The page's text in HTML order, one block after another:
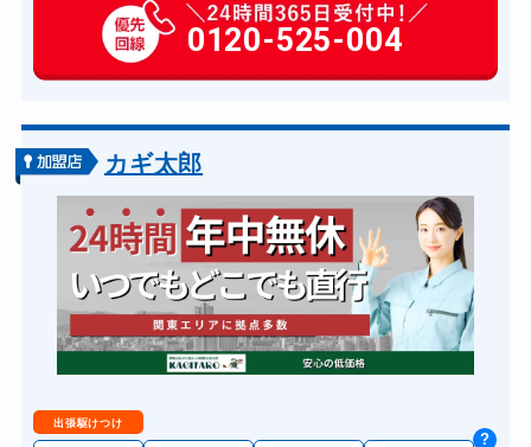
玄関カギ作成 14,300円～(税込)
玄関カギ交換 14,300円～(税込)
金庫カギ開け
0120-525-004
カギ太郎
出張駆けつけ
?